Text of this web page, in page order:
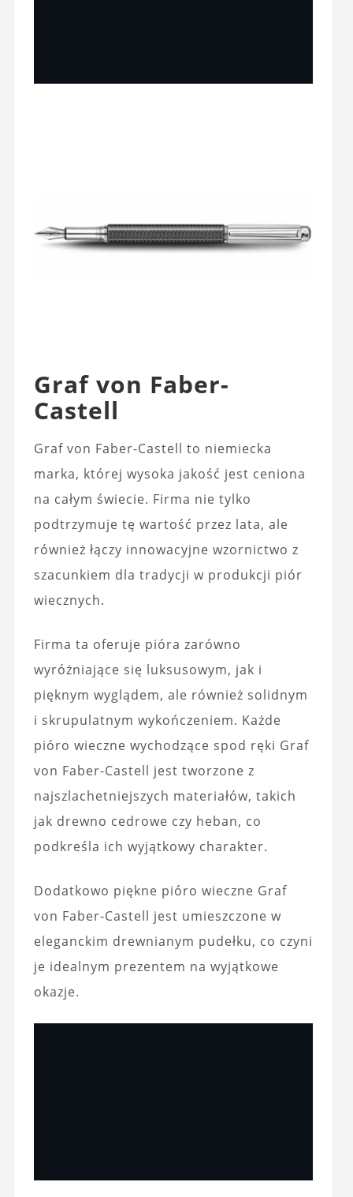
Graf von Faber-
Castell
Graf von Faber-Castell to niemiecka
marka, której wysoka jakość jest ceniona
na całym świecie. Firma nie tylko
podtrzymuje tę wartość przez lata, ale
również łączy innowacyjne wzornictwo z
szacunkiem dla tradycji w produkcji piór
wiecznych.
Firma ta oferuje pióra zarówno
wyróżniające się luksusowym, jak i
pięknym wyglądem, ale również solidnym
i skrupulatnym wykończeniem. Każde
pióro wieczne wychodzące spod ręki Graf
von Faber-Castell jest tworzone z
najszlachetniejszych materiałów, takich
jak drewno cedrowe czy heban, co
podkreśla ich wyjątkowy charakter.
Dodatkowo piękne pióro wieczne Graf
von Faber-Castell jest umieszczone w
eleganckim drewnianym pudełku, co czyni
je idealnym prezentem na wyjątkowe
okazje.